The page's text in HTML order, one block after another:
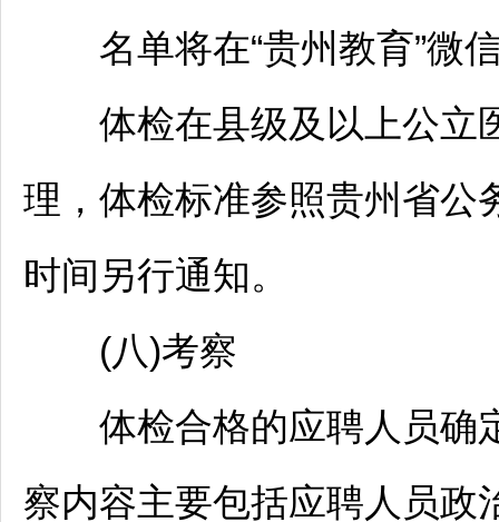
名单将在“贵州教育”微
体检在县级及以上公立
理，体检标准参照贵州省公
时间另行通知。
(八)考察
体检合格的应聘人员确
察内容主要包括应聘人员政